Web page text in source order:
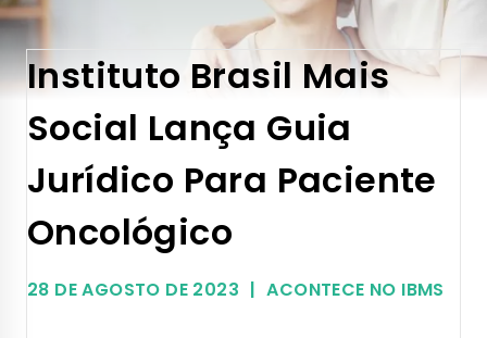
Instituto Brasil Mais
Social Lança Guia
Jurídico Para Paciente
Oncológico
28 DE AGOSTO DE 2023 ACONTECE NO IBMS